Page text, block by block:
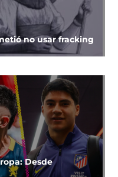
no usar fracking
Desde